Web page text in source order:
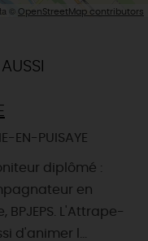
© OpenStreetMap contributors
EN-PUISAYE
diplômé :
en
L'Attrape-
d'animer l...